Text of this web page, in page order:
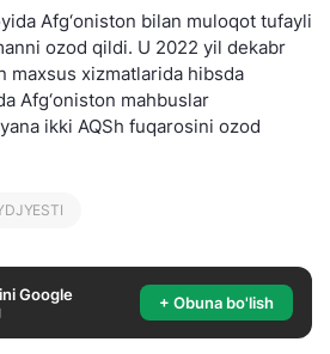
Afg‘oniston bilan muloqot tufayli
ozod qildi. U 2022 yil dekabr
maxsus xizmatlarida hibsda
Afg‘oniston mahbuslar
ikki AQSh fuqarosini ozod
Google
+ Obuna bo'lish